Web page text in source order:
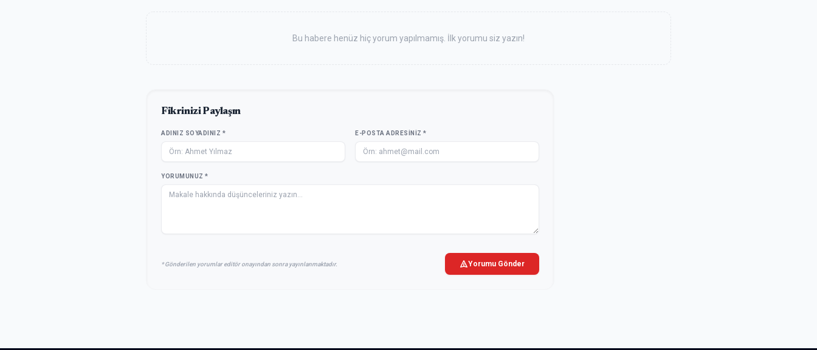
Bu habere henüz hiç yorum yapılmamış. İlk yorumu siz yazın!
Fikrinizi Paylaşın
ADINIZ SOYADINIZ * E-POSTA ADRESINIZ *
YORUMUNUZ *
* Gönderilen yorumlar editör onayından sonra yayınlanmaktadır. Yorumu Gönder